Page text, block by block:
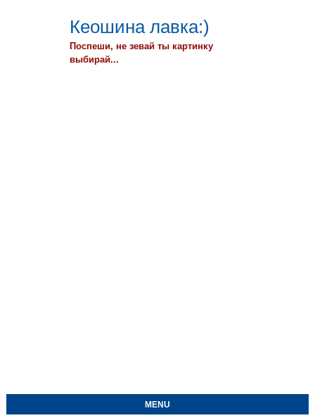
Кеошина лавка:)
Поспеши, не зевай ты картинку
выбирай...
MENU